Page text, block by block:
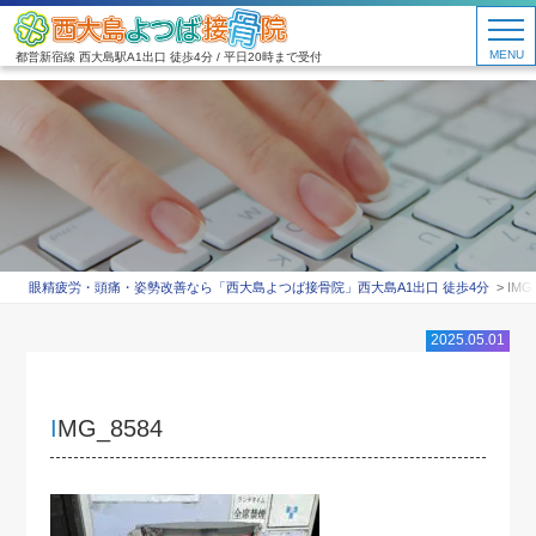
都営新宿線 西大島駅A1出口 徒歩4分 / 平日20時まで受付 MENU
眼精疲労・頭痛・姿勢改善なら「西大島よつば接骨院」西大島A1出口 徒歩4分
2025.05.01
IMG_8584